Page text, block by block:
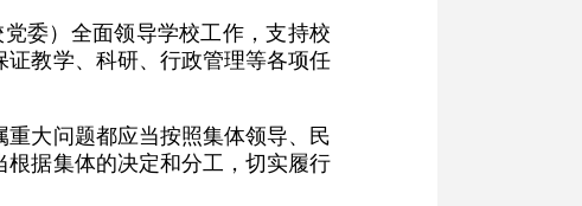
委）全面领导学校工作，支持校
教学、科研、行政管理等各项任
大问题都应当按照集体领导、民
据集体的决定和分工，切实履行